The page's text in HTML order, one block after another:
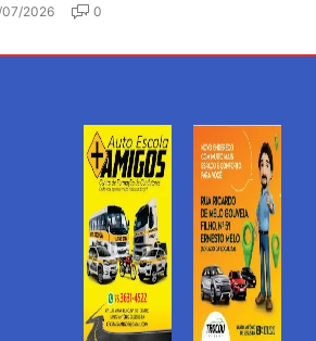
2026 0